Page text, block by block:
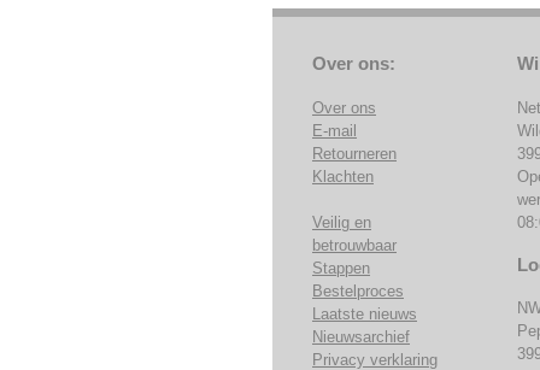
Over ons:
Over ons
E-mail
Retourneren
Klachten
Veilig en
betrouwbaar
Stappen
Bestelproces
Laatste nieuws
Nieuwsarchief
Privacy verklaring